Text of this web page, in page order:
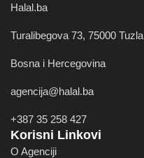
Halal.ba
Turalibegova 73, 75000 Tuzla
Bosna i Hercegovina
agencija@halal.ba
+387 35 258 427
Korisni Linkovi
O Agenciji